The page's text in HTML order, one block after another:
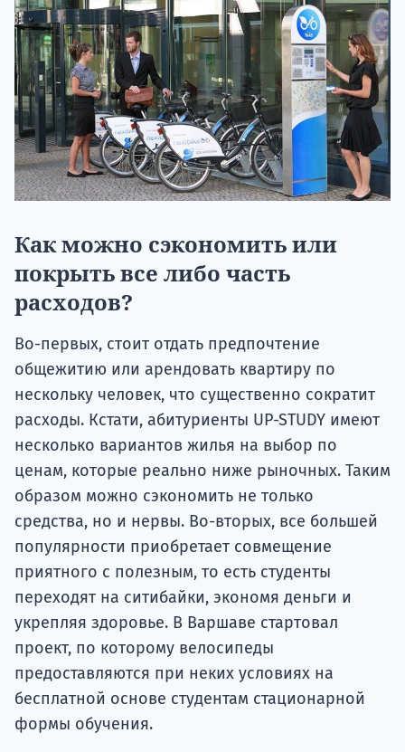
Как можно сэкономить или
покрыть все либо часть
расходов?
Во-первых, стоит отдать предпочтение
общежитию или арендовать квартиру по
нескольку человек, что существенно сократит
расходы. Кстати, абитуриенты UP-STUDY имеют
несколько вариантов жилья на выбор по
ценам, которые реально ниже рыночных. Таким
образом можно сэкономить не только
средства, но и нервы. Во-вторых, все большей
популярности приобретает совмещение
приятного с полезным, то есть студенты
переходят на ситибайки, экономя деньги и
укрепляя здоровье. В Варшаве стартовал
проект, по которому велосипеды
предоставляются при неких условиях на
бесплатной основе студентам стационарной
формы обучения.